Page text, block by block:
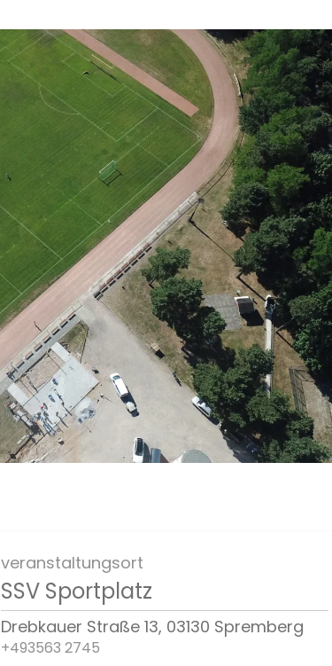
veranstaltungsort
SSV Sportplatz
Drebkauer Straße 13, 03130 Spremberg
+493563 2745